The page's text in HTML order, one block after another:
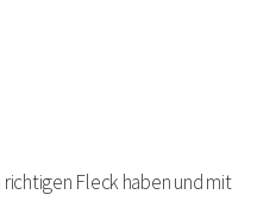
Fleck haben und mit